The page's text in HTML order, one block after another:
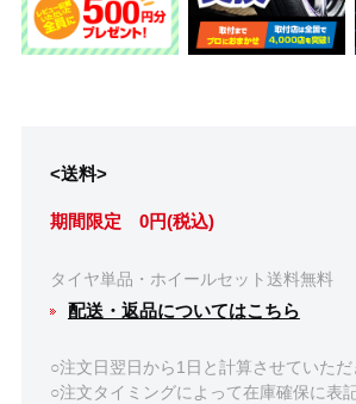
<送料>
期間限定 0円(税込)
タイヤ単品・ホイールセット送料無料
配送・返品についてはこちら
○注文日翌日から1日と計算させていただ
○注文タイミングによって在庫確保に表